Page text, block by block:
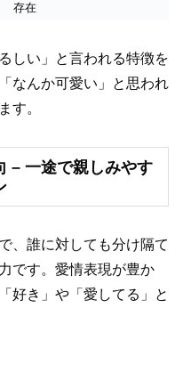
存在
しい」と言われる特徴を
なんか可愛い」と思われ
す。
– 一途で親しみやす
、誰に対しても分け隔て
です。愛情表現が豊か
好き」や「愛してる」と